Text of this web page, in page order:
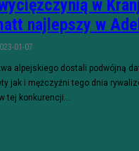
w
najlepszy w
01-07
alpejskiego dostali podwójną
jak i mężczyźni tego dnia
tej konkurencji...